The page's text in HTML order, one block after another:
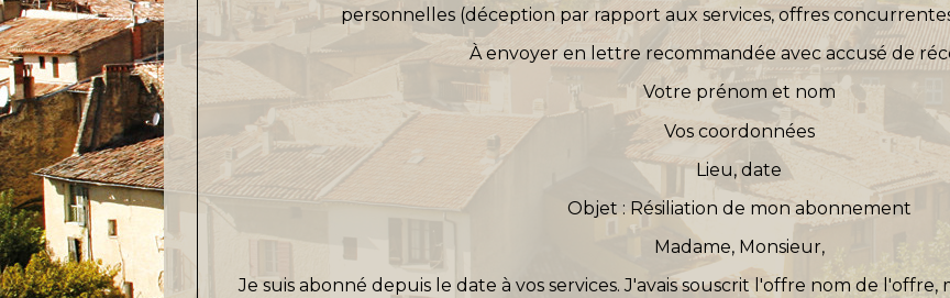
personnelles (déception par rapport aux services, offres
À envoyer en lettre recommandée avec accusé de
Votre prénom et nom
Vos coordonnées
Lieu, date
Objet : Résiliation de mon abonnement
Madame, Monsieur,
Je suis abonné depuis le date à vos services. J'avais souscrit l'offre nom de l'offre,